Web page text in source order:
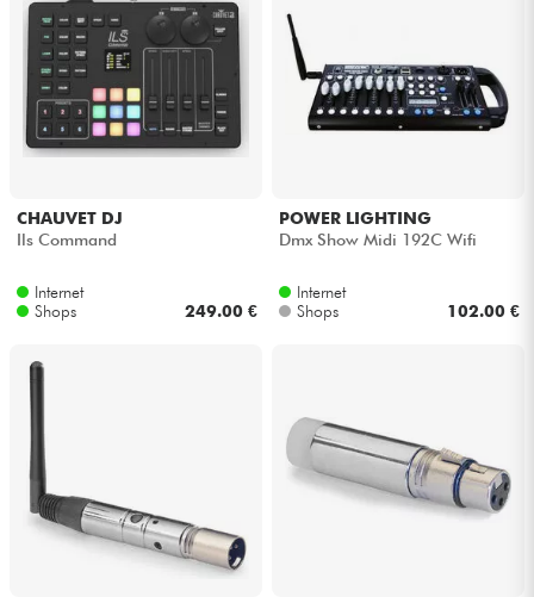
Synths & samplers
Studio
Kopfhörer
Blasinstrumente
Violinen & Quartett
CHAUVET DJ
Ils Command
Internet
Shops
249.00 €
POWER LIGHTING
Dmx Show Midi 192C Wifi
Internet
Shops
102.00 €